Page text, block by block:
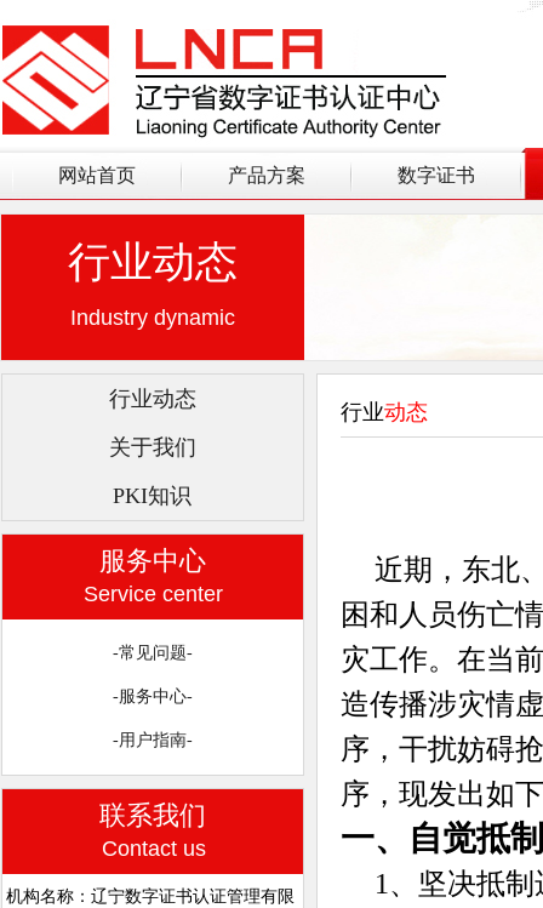
网站首页 产品方案 数字证书
行业动态
Industry dynamic
行业动态
关于我们
PKI知识
服务中心
Service center
-常见问题-
-服务中心-
-用户指南-
联系我们
Contact us
机构名称：辽宁数字证书认证管理有限
行业动态
近期，东北
困和人员伤亡
灾工作。在当
造传播涉灾情
序，干扰妨碍
序，现发出如
一、自觉抵
1、坚决抵